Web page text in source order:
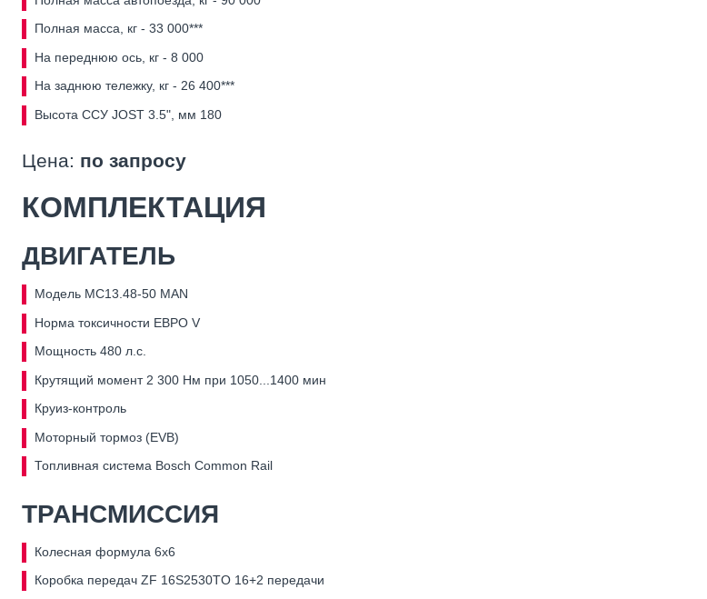
Полная масса, кг - 33 000***
На переднюю ось, кг - 8 000
На заднюю тележку, кг - 26 400***
Высота ССУ JOST 3.5", мм 180
Цена: по запросу
КОМПЛЕКТАЦИЯ
ДВИГАТЕЛЬ
Модель MC13.48-50 MAN
Норма токсичности ЕВРО V
Мощность 480 л.с.
Крутящий момент 2 300 Нм при 1050...1400 мин
Круиз-контроль
Моторный тормоз (EVB)
Топливная система Bosch Common Rail
ТРАНСМИССИЯ
Колесная формула 6х6
Коробка передач ZF 16S2530TO 16+2 передачи